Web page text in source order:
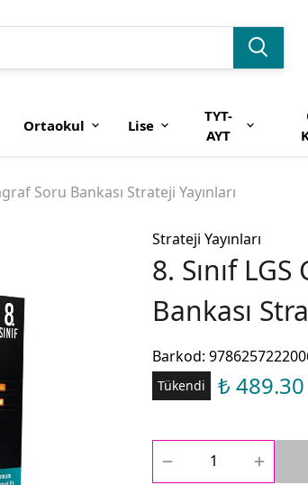
Ortaokul Lise
TYT-
AYT
Soru Bankası Strateji Yayınları
Strateji Yayınları
8. Sınıf
Bankası
Barkod:
Tükendi ₺ 489.30